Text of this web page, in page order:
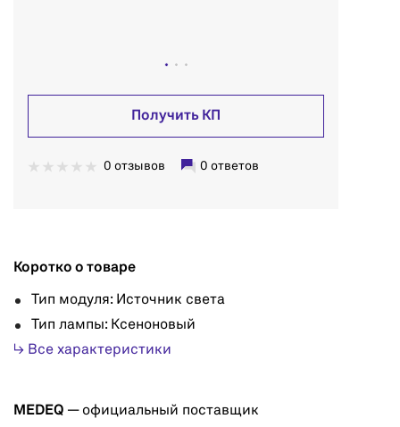
Получить КП
0 отзывов 0 ответов
Коротко о товаре
Тип модуля: Источник света
Тип лампы: Ксеноновый
↳ Все характеристики
MEDEQ — официальный поставщик